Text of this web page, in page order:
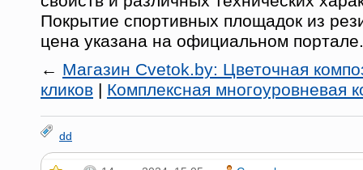
Покрытие спортивных площадок из
цена указана на официальном портале.
← Магазин Cvetok.by: Цветочная
кликов | Комплексная многоуровневая
dd